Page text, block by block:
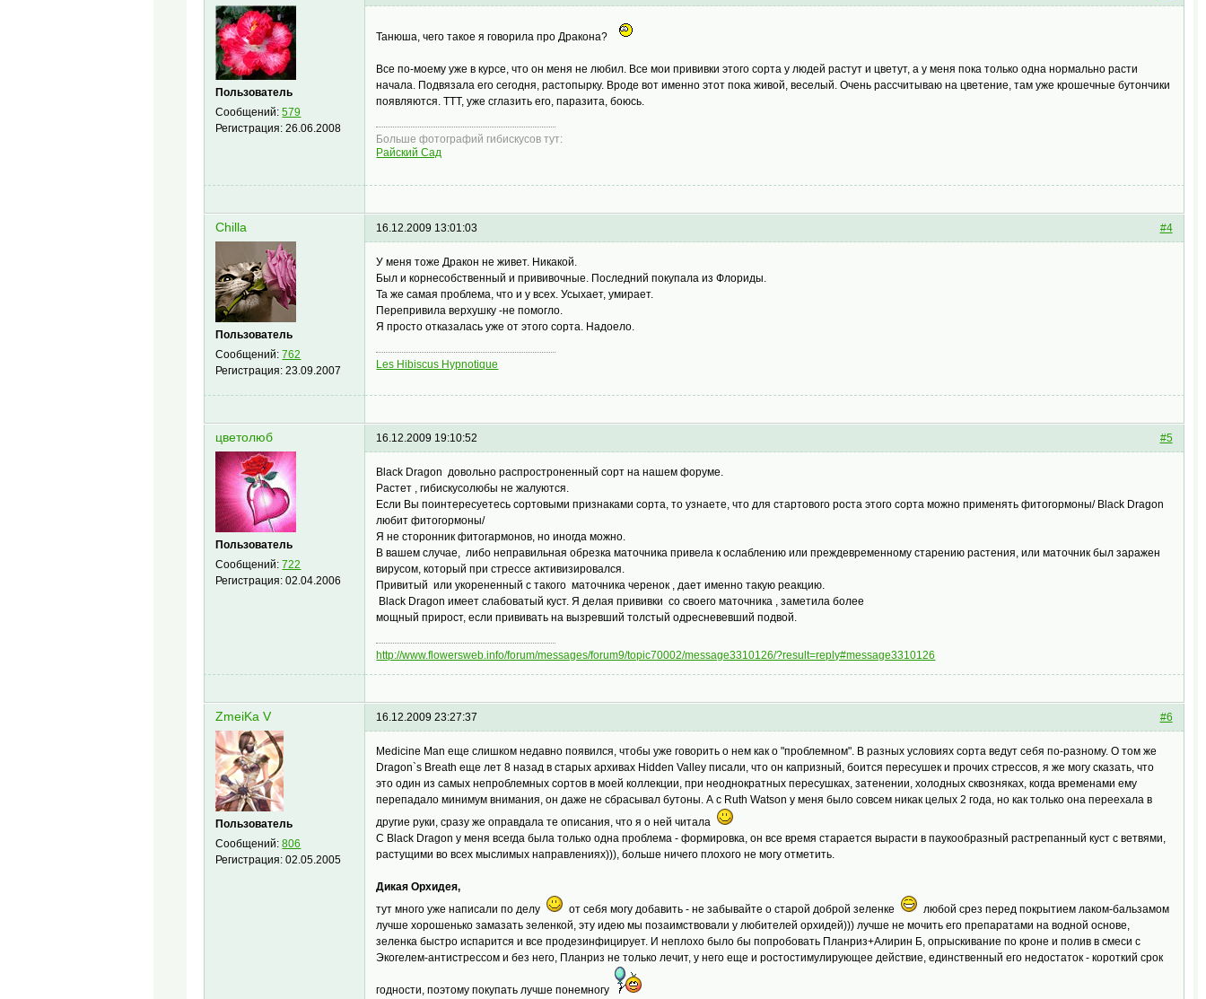
Пользователь
Сообщений:579
Регистрация:26.06.2008
Танюша, чего такое я говорила про Дракона?
Все по-моему уже в курсе, что он меня не любил. Все мои прививки этого сорта у людей растут и цветут, а у меня пока только одна нормально расти
начала. Подвязала его сегодня, растопырку. Вроде вот именно этот пока живой, веселый. Очень рассчитываю на цветение, там уже крошечные бутончики
появляются. ТТТ, уже сглазить его, паразита, боюсь.
Больше фотографий гибискусов тут:
Райский Сад
Chilla
Пользователь
Сообщений:762
Регистрация:23.09.2007
#4
16.12.2009 13:01:03
У меня тоже Дракон не живет. Никакой.
Был и корнесобственный и прививочные. Последний покупала из Флориды.
Та же самая проблема, что и у всех. Усыхает, умирает.
Перепривила верхушку -не помогло.
Я просто отказалась уже от этого сорта. Надоело.
Les Hibiscus Hypnotique
цветолюб
Пользователь
Сообщений:722
Регистрация:02.04.2006
#5
16.12.2009 19:10:52
Black Dragon довольно распростроненный сорт на нашем форуме.
Растет , гибискусолюбы не жалуются.
Если Вы поинтересуетесь сортовыми признаками сорта, то узнаете, что для стартового роста этого сорта можно применять фитогормоны/ Black Dragon
любит фитогормоны/
Я не сторонник фитогармонов, но иногда можно.
В вашем случае, либо неправильная обрезка маточника привела к ослаблению или преждевременному старению растения, или маточник был заражен
вирусом, который при стрессе активизировался.
Привитый или укорененный с такого маточника черенок , дает именно такую реакцию.
Black Dragon имеет слабоватый куст. Я делая прививки со своего маточника , заметила более
мощный прирост, если прививать на вызревший толстый одресневевший подвой.
http://www.flowersweb.info/forum/messages/forum9/topic70002/message3310126/?result=reply#message3310126
ZmeiKa V
Пользователь
Сообщений:806
Регистрация:02.05.2005
#6
16.12.2009 23:27:37
Medicine Man еще слишком недавно появился, чтобы уже говорить о нем как о "проблемном". В разных условиях сорта ведут себя по-разному. О том же
Dragon`s Breath еще лет 8 назад в старых архивах Hidden Valley писали, что он капризный, боится пересушек и прочих стрессов, я же могу сказать, что
это один из самых непроблемных сортов в моей коллекции, при неоднократных пересушках, затенении, холодных сквозняках, когда временами ему
перепадало минимум внимания, он даже не сбрасывал бутоны. А с Ruth Watson у меня было совсем никак целых 2 года, но как только она переехала в
другие руки, сразу же оправдала те описания, что я о ней читала
С Black Dragon у меня всегда была только одна проблема - формировка, он все время старается вырасти в паукообразный растрепанный куст с ветвями,
растущими во всех мыслимых направлениях))), больше ничего плохого не могу отметить.
Дикая Орхидея,
тут много уже написали по делу
от себя могу добавить - не забывайте о старой доброй зеленке
любой срез перед покрытием лаком-бальзамом
лучше хорошенько замазать зеленкой, эту идею мы позаимствовали у любителей орхидей))) лучше не мочить его препаратами на водной основе,
зеленка быстро испарится и все продезинфицирует. И неплохо было бы попробовать Планриз+Алирин Б, опрыскивание по кроне и полив в смеси с
Экогелем-антистрессом и без него, Планриз не только лечит, у него еще и ростостимулирующее действие, единственный его недостаток - короткий срок
годности, поэтому покупать лучше понемногу